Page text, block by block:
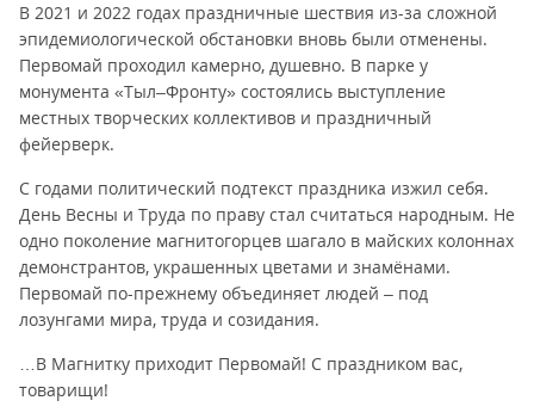
В 2021 и 2022 годах праздничные шествия из-за сложной
эпидемиологической обстановки вновь были отменены.
Первомай проходил камерно, душевно. В парке у
монумента «Тыл–Фронту» состоялись выступление
местных творческих коллективов и праздничный
фейерверк.
С годами политический подтекст праздника изжил себя.
День Весны и Труда по праву стал считаться народным. Не
одно поколение магнитогорцев шагало в майских колоннах
демонстрантов, украшенных цветами и знамёнами.
Первомай по-прежнему объединяет людей – под
лозунгами мира, труда и созидания.
…В Магнитку приходит Первомай! С праздником вас,
товарищи!